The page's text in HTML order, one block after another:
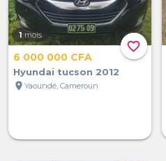
favorite_border
1 mois
6 000 000 CFA
Hyundai tucson 2012
location_on Yaoundé, Cameroun